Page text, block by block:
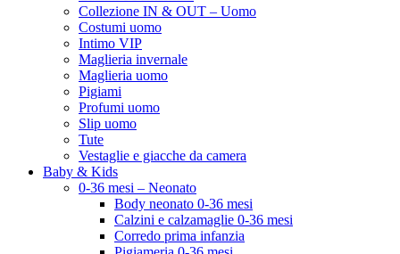
Collezione IN & OUT – Uomo
Costumi uomo
Intimo VIP
Maglieria invernale
Maglieria uomo
Pigiami
Profumi uomo
Slip uomo
Tute
Vestaglie e giacche da camera
Baby & Kids
0-36 mesi – Neonato
Body neonato 0-36 mesi
Calzini e calzamaglie 0-36 mesi
Corredo prima infanzia